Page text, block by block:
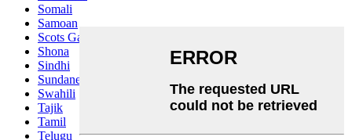
Somali
Samoan
Scots Gaelic
Shona
Sindhi
Sundanese
Swahili
Tajik
Tamil
Telugu